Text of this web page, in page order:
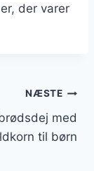
der varer
NÆSTE
med
til børn